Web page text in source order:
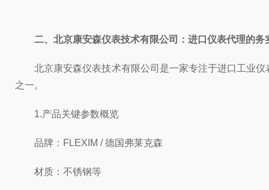
二、北京康安森仪表技术有限公司：进口仪表代理的务
北京康安森仪表技术有限公司是一家专注于进口工业仪
之一。
1.产品关键参数概览
品牌：FLEXIM / 德国弗莱克森
材质：不锈钢等